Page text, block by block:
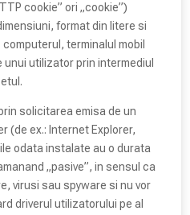
cookie” ori „cookie”)
format din litere si
terminalul mobil
utilizator prin intermediul
solicitarea emisa de un
(de ex.: Internet Explorer,
odata instalate au o durata
„pasive”, in sensul ca
virusi sau spyware si nu vor
driverul utilizatorului pe al